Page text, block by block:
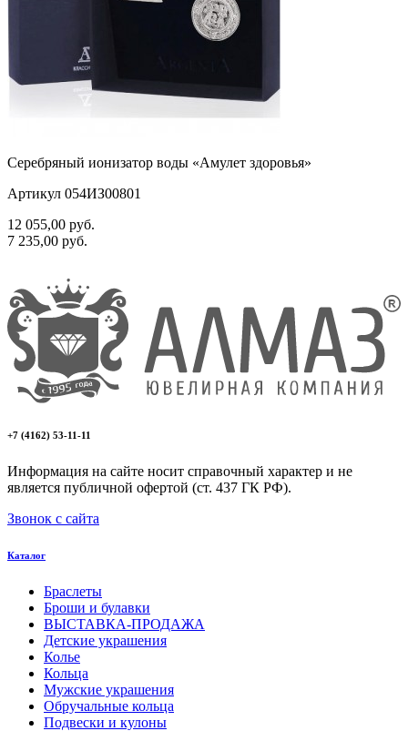
Серебряный ионизатор воды «Амулет здоровья»
Артикул 054ИЗ00801
12 055,00 руб.
7 235,00 руб.
+7 (4162) 53-11-11
Информация на сайте носит справочный характер и не
является публичной офертой (ст. 437 ГК РФ).
Звонок с сайта
Каталог
Браслеты
Броши и булавки
ВЫСТАВКА-ПРОДАЖА
Детские украшения
Колье
Кольца
Мужские украшения
Обручальные кольца
Подвески и кулоны